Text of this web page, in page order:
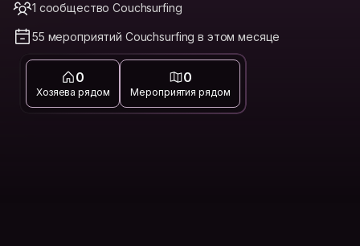
1 сообщество Couchsurfing
55 мероприятий Couchsurfing в этом месяце
0
Хозяева рядом
0
Мероприятия рядом